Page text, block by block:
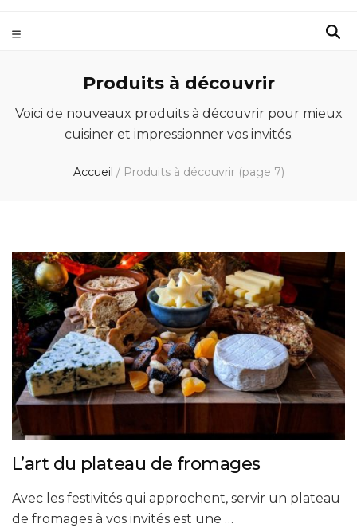
Produits à découvrir
Voici de nouveaux produits à découvrir pour mieux
cuisiner et impressionner vos invités.
Accueil / Produits à découvrir (page 7)
L’art du plateau de fromages
Avec les festivités qui approchent, servir un plateau
de fromages à vos invités est une …